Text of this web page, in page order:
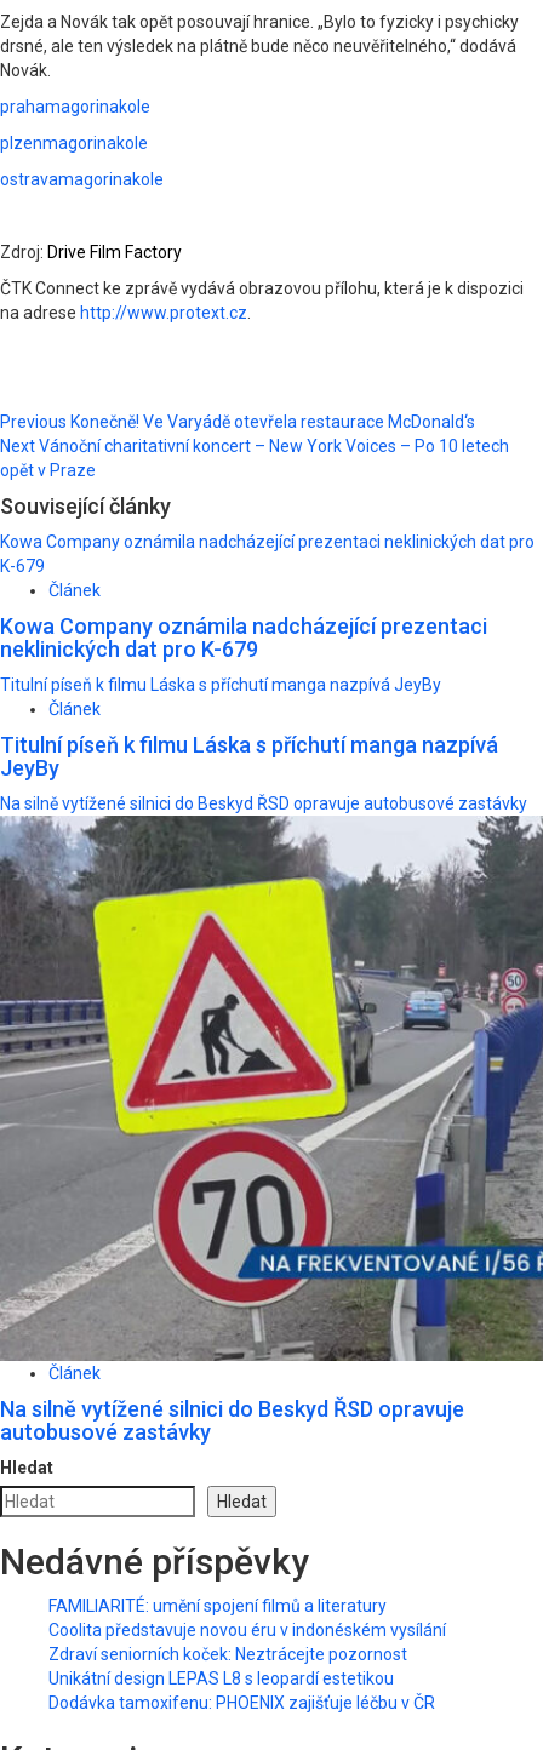
Zejda a Novák tak opět posouvají hranice. „Bylo to fyzicky i psychicky
drsné, ale ten výsledek na plátně bude něco neuvěřitelného,“ dodává
Novák.
prahamagorinakole
plzenmagorinakole
ostravamagorinakole
Zdroj: Drive Film Factory
ČTK Connect ke zprávě vydává obrazovou přílohu, která je k dispozici
na adrese http://www.protext.cz.
Post
navigation
Previous Konečně! Ve Varyádě otevřela restaurace McDonald‘s
NextVánoční charitativní koncert – New York Voices – Po 10 letech
opět v Praze
Související články
Kowa Company oznámila nadcházející prezentaci neklinických dat pro
K-679
Článek
Kowa Company oznámila nadcházející prezentaci
neklinických dat pro K-679
Titulní píseň k filmu Láska s příchutí manga nazpívá JeyBy
Článek
Titulní píseň k filmu Láska s příchutí manga nazpívá
JeyBy
Na silně vytížené silnici do Beskyd ŘSD opravuje autobusové zastávky
Článek
Na silně vytížené silnici do Beskyd ŘSD opravuje
autobusové zastávky
Hledat
Hledat
Nedávné příspěvky
FAMILIARITÉ: umění spojení filmů a literatury
Coolita představuje novou éru v indonéském vysílání
Zdraví seniorních koček: Neztrácejte pozornost
Unikátní design LEPAS L8 s leopardí estetikou
Dodávka tamoxifenu: PHOENIX zajišťuje léčbu v ČR